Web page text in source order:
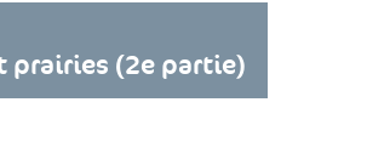
prairies (2e partie)